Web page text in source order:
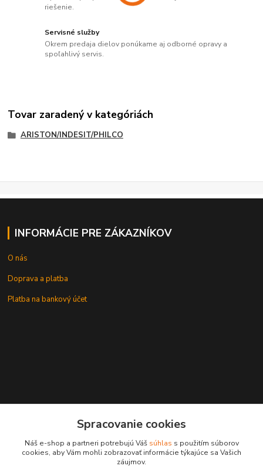
riešenie.
Servisné služby
Okrem predaja dielov ponúkame aj odborné opravy a
spoľahlivý servis.
Tovar zaradený v kategóriách
ARISTON/INDESIT/PHILCO
INFORMÁCIE PRE ZÁKAZNÍKOV
O nás
Doprava a platba
Platba na bankový účet
leksunsro@gmail.com
Spracovanie cookies
Náš e-shop a partneri potrebujú Váš súhlas s použitím súborov
cookies, aby Vám mohli zobrazovať informácie týkajúce sa Vašich
záujmov.